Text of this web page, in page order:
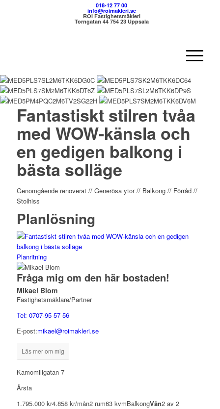
018-12 77 00
info@roimakleri.se
ROI Fastighetsmäkleri
Torngatan 44 754 23 Uppsala
Fantastiskt stilren tvåa
med WOW-känsla och
en gedigen balkong i
bästa solläge
Genomgående renoverat // Generösa ytor // Balkong // Förråd //
Stolhiss
Planlösning
Planritning
Fråga mig om den här bostaden!
Mikael Blom
Fastighetsmäklare/Partner
Tel: 0707-95 57 56
E-post:mikael@roimakleri.se
Läs mer om mig
Kamomillgatan 7
Årsta
1.795.000 kr4.858 kr/mån2 rum63 kvmBalkongVån2 av 2